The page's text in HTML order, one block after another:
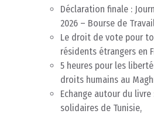
Déclaration finale :
2026 – Bourse de
Le droit de vote pour
résidents étrangers en
5 heures pour les
droits humains au
Echange autour du livre
solidaires de Tunisie,